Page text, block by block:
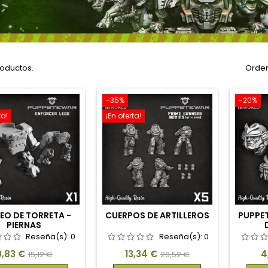
DE TORRETA -
PIERNAS
Reseña(s):0
€ Precio
15,12 €
-35%
¡En oferta!
CUERPOS DE ARTILLEROS
Reseña(s): 0
Precio
13,34 € Precio
20,52 €
-20%